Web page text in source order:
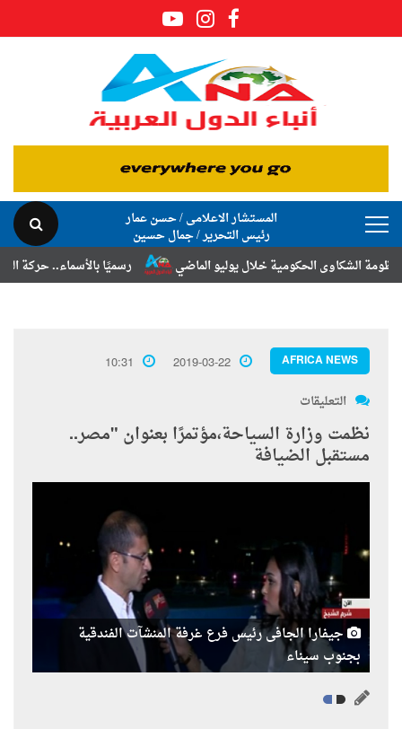
المستشار الاعلامى / حسن عمار
رئيس التحرير / جمال حسين
رسميًا بالأسماء.. حركة الترقيات
الحكومية خلال يوليو الماضي
AFRICA NEWS
2019-03-22
10:31
التعليقات
نظمت وزارة السياحة،مؤتمرًا بعنوان "مصر..
مستقبل الضيافة
جيفارا الجافى رئيس فرع غرفة المنشآت الفندقية
بجنوب سيناء